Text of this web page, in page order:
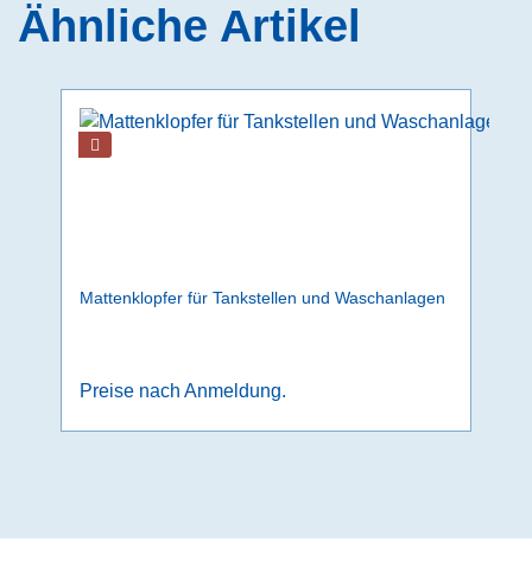
Ähnliche Artikel
Mattenklopfer für Tankstellen und Waschanlagen
Preise nach Anmeldung.